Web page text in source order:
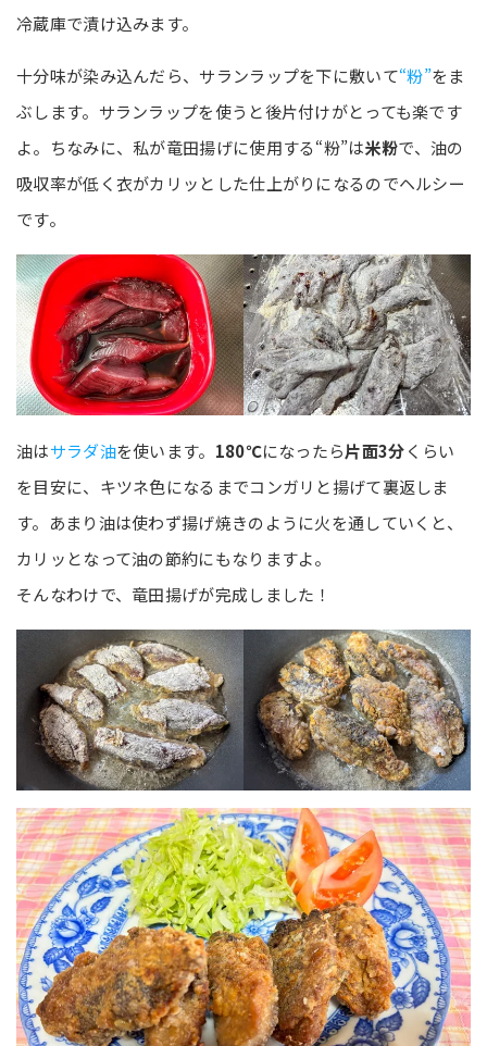
冷蔵庫で漬け込みます。
十分味が染み込んだら、サランラップを下に敷いて“粉”をま
ぶします。サランラップを使うと後片付けがとっても楽です
よ。ちなみに、私が竜田揚げに使用する“粉”は米粉で、油の
吸収率が低く衣がカリッとした仕上がりになるのでヘルシー
です。
油はサラダ油を使います。 180℃になったら片面3分くらい
を目安に、キツネ色になるまでコンガリと揚げて裏返しま
す。あまり油は使わず揚げ焼きのように火を通していくと、
カリッとなって油の節約にもなりますよ。
そんなわけで、竜田揚げが完成しました！